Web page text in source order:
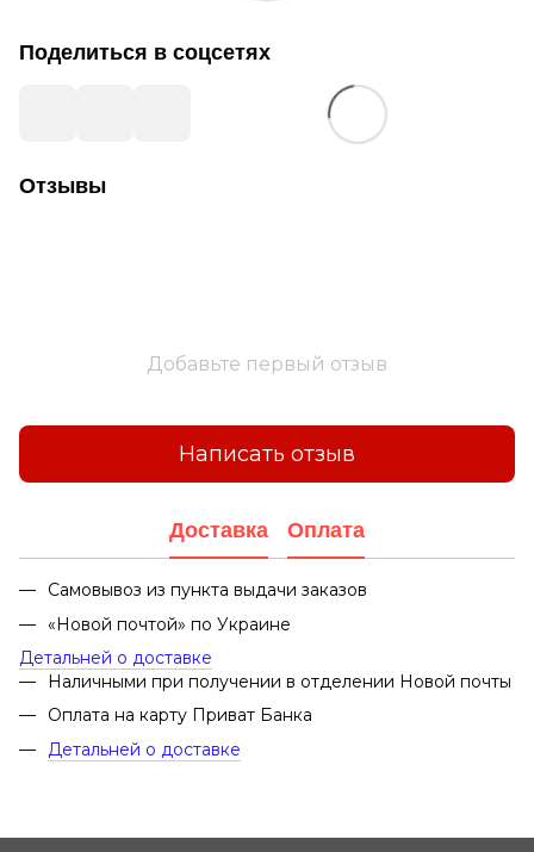
Поделиться в соцсетях
Отзывы
Добавьте первый отзыв
Написать отзыв
Доставка Оплата
Самовывоз из пункта выдачи заказов
«Новой почтой» по Украине
Детальней о доставке
Наличными при получении в отделении Новой почты
Оплата на карту Приват Банка
Детальней о доставке